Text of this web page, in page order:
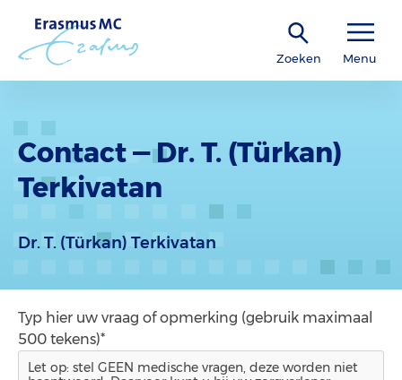
Zoeken Menu
Contact — Dr. T. (Türkan)
Terkivatan
Dr. T. (Türkan) Terkivatan
Typ hier uw vraag of opmerking (gebruik maximaal
500 tekens)*